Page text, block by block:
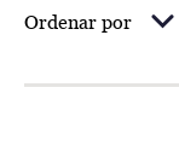
Ordenar por